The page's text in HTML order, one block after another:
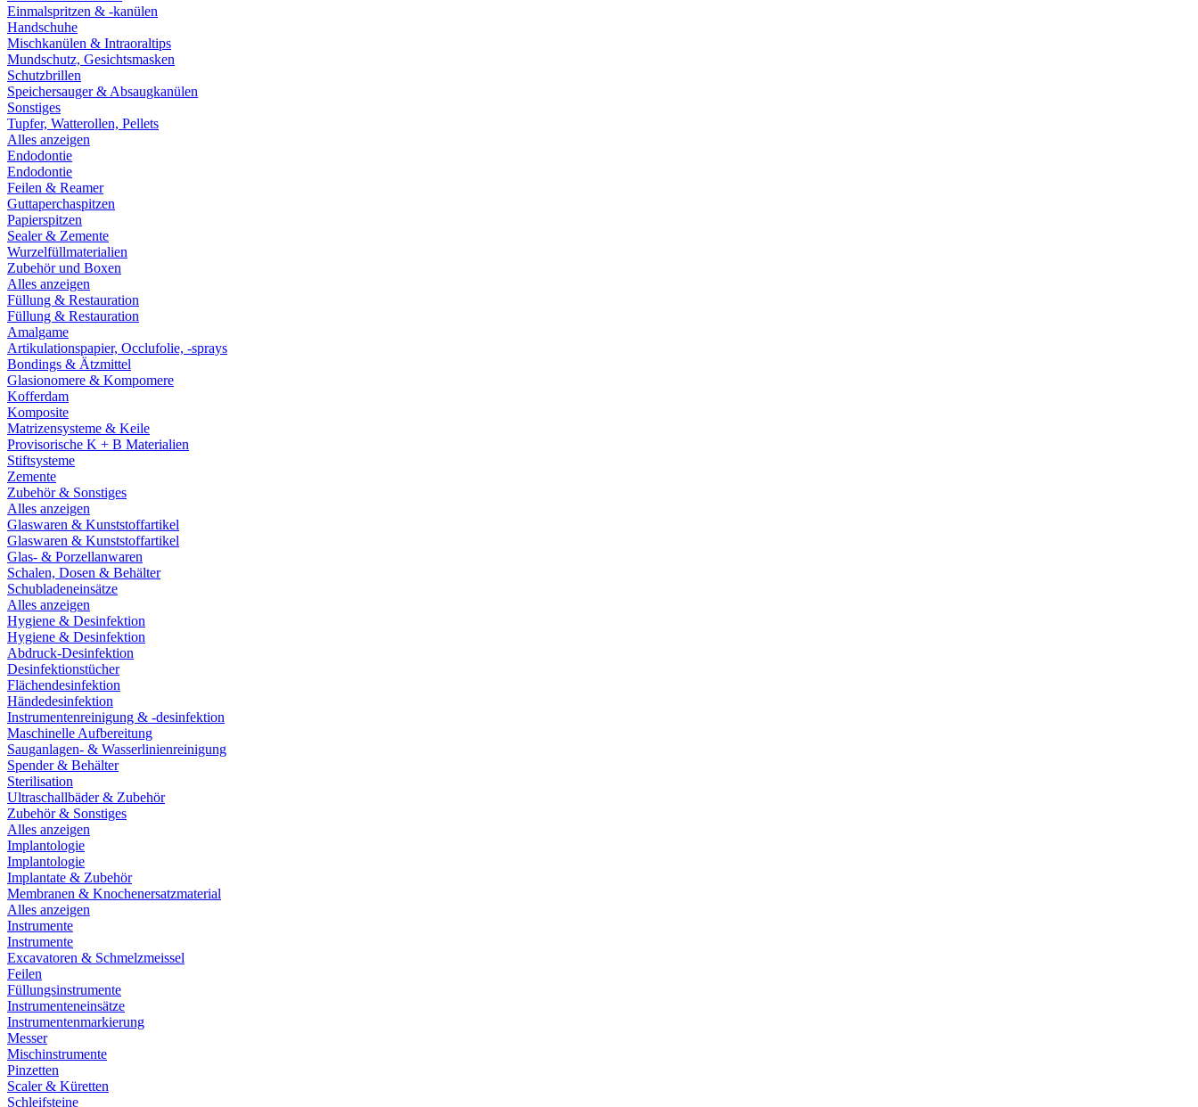
Einmalspritzen & -kanülen
Handschuhe
Mischkanülen & Intraoraltips
Mundschutz, Gesichtsmasken
Schutzbrillen
Speichersauger & Absaugkanülen
Sonstiges
Tupfer, Watterollen, Pellets
Alles anzeigen
Endodontie
Endodontie
Feilen & Reamer
Guttaperchaspitzen
Papierspitzen
Sealer & Zemente
Wurzelfüllmaterialien
Zubehör und Boxen
Alles anzeigen
Füllung & Restauration
Füllung & Restauration
Amalgame
Artikulationspapier, Occlufolie, -sprays
Bondings & Ätzmittel
Glasionomere & Kompomere
Kofferdam
Komposite
Matrizensysteme & Keile
Provisorische K + B Materialien
Stiftsysteme
Zemente
Zubehör & Sonstiges
Alles anzeigen
Glaswaren & Kunststoffartikel
Glaswaren & Kunststoffartikel
Glas- & Porzellanwaren
Schalen, Dosen & Behälter
Schubladeneinsätze
Alles anzeigen
Hygiene & Desinfektion
Hygiene & Desinfektion
Abdruck-Desinfektion
Desinfektionstücher
Flächendesinfektion
Händedesinfektion
Instrumentenreinigung & -desinfektion
Maschinelle Aufbereitung
Sauganlagen- & Wasserlinienreinigung
Spender & Behälter
Sterilisation
Ultraschallbäder & Zubehör
Zubehör & Sonstiges
Alles anzeigen
Implantologie
Implantologie
Implantate & Zubehör
Membranen & Knochenersatzmaterial
Alles anzeigen
Instrumente
Instrumente
Excavatoren & Schmelzmeissel
Feilen
Füllungsinstrumente
Instrumenteneinsätze
Instrumentenmarkierung
Messer
Mischinstrumente
Pinzetten
Scaler & Küretten
Schleifsteine